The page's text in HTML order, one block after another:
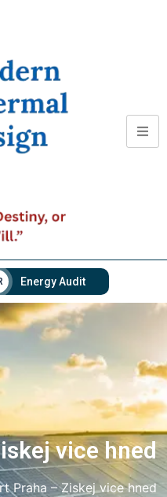
Energy Audit
vice hned
Praha – Ziskej vice hned